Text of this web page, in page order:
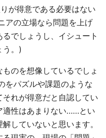
が得意である必要はない
アの立場なら問題を上げ
でしょうし、イシュート
う。)
ものを想像しているでしょ
をパズルや課題のような
れが得意だと自認してい
適性はあまりない……とい
していないと思います。